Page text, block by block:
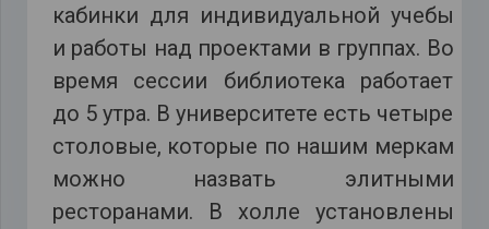
кабинки для индивидуальной учебы
и работы над проектами в группах. Во
время сессии библиотека работает
до 5 утра. В университете есть четыре
столовые, которые по нашим меркам
можно назвать элитными
ресторанами. В холле установлены